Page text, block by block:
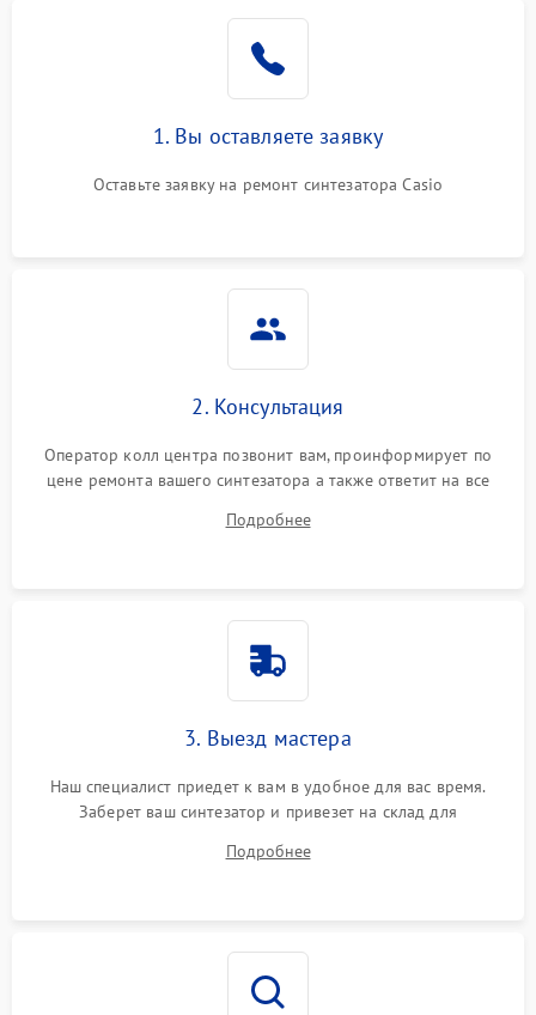
1. Вы оставляете заявку
Оставьте заявку на ремонт синтезатора Casio
2. Консультация
Оператор колл центра позвонит вам, проинформирует по
цене ремонта вашего синтезатора а также ответит на все
Подробнее
3. Выезд мастера
Наш специалист приедет к вам в удобное для вас время.
Заберет ваш синтезатор и привезет на склад для
Подробнее